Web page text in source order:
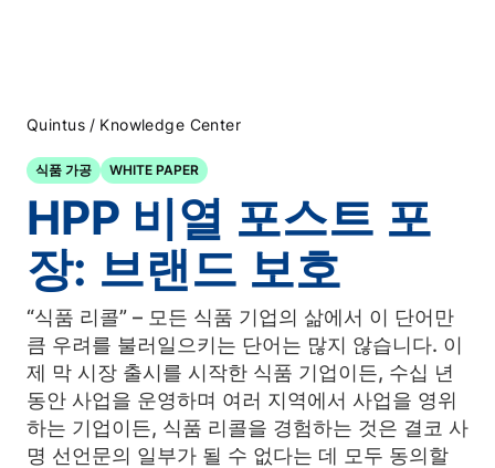
Quintus / Knowledge Center
식품 가공 WHITE PAPER
HPP 비열 포스트 포
장: 브랜드 보호
“식품 리콜” – 모든 식품 기업의 삶에서 이 단어만
큼 우려를 불러일으키는 단어는 많지 않습니다. 이
제 막 시장 출시를 시작한 식품 기업이든, 수십 년
동안 사업을 운영하며 여러 지역에서 사업을 영위
하는 기업이든, 식품 리콜을 경험하는 것은 결코 사
명 선언문의 일부가 될 수 없다는 데 모두 동의할